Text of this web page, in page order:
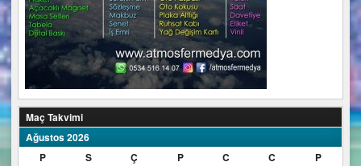
Maç Takvimi
Ağustos 2026
P
S Ç P C C P